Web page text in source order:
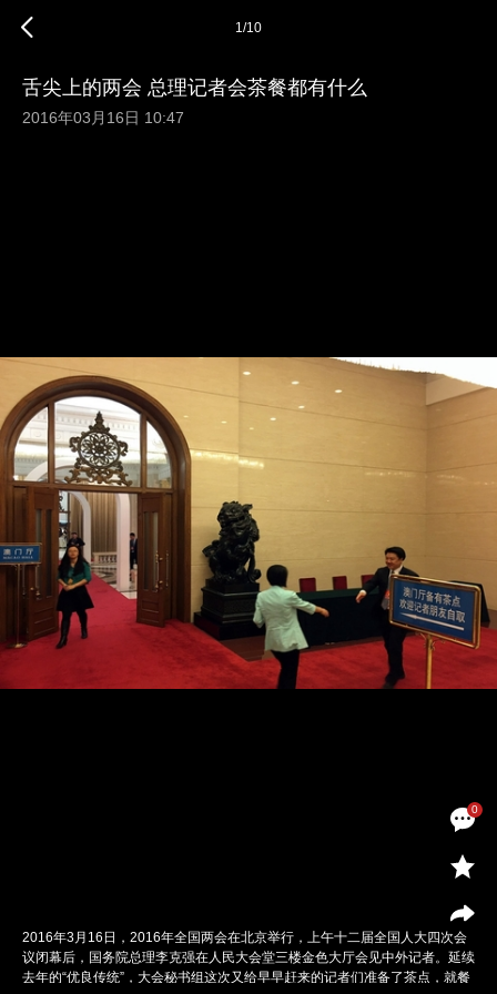
0
1/10
舌尖上的两会 总理记者会茶餐都有什么
2016年03月16日 10:47
2016年3月16日，2016年全国两会在北京举行，上午十二届全国人大四次会
议闭幕后，国务院总理李克强在人民大会堂三楼金色大厅会见中外记者。延续
去年的“优良传统”，大会秘书组这次又给早早赶来的记者们准备了茶点，就餐